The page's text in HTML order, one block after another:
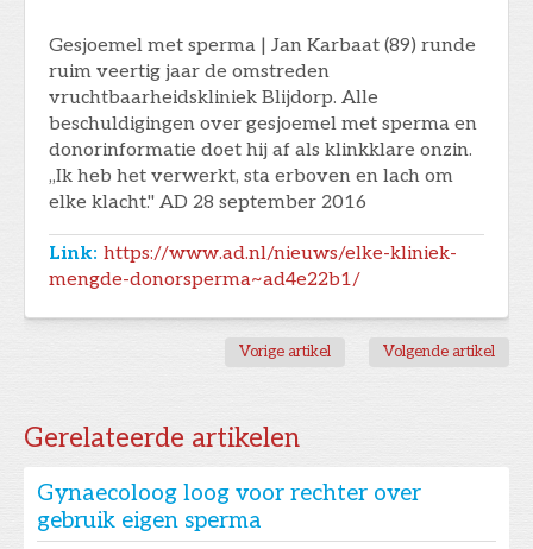
Gesjoemel met sperma | Jan Karbaat (89) runde
ruim veertig jaar de omstreden
vruchtbaarheidskliniek Blijdorp. Alle
beschuldigingen over gesjoemel met sperma en
donorinformatie doet hij af als klinkklare onzin.
,,Ik heb het verwerkt, sta erboven en lach om
elke klacht.'' AD 28 september 2016
Link: https://www.ad.nl/nieuws/elke-kliniek-
mengde-donorsperma~ad4e22b1/
Vorige artikel Volgende artikel
Gerelateerde artikelen
Gynaecoloog loog voor rechter over
gebruik eigen sperma